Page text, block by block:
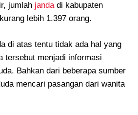
jumlah jandadi kabupaten
lebih 1.397 orang.
di atas tentu tidak ada hal yang
tersebut menjadi informasi
Bahkan dari beberapa sumber
mencari pasangan dari wanita